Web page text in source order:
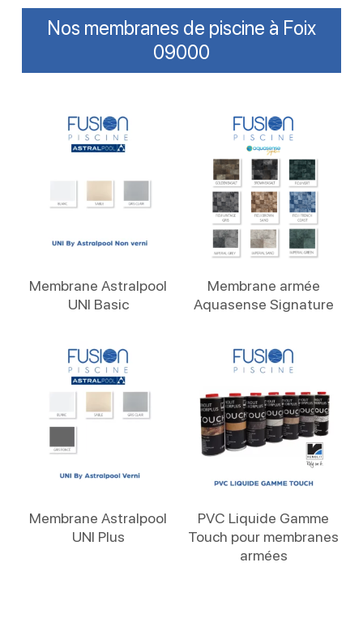
Nos membranes de piscine à Foix
09000
Membrane Astralpool
UNI Basic
Membrane armée
Aquasense Signature
Membrane Astralpool
UNI Plus
PVC Liquide Gamme
Touch pour membranes
armées